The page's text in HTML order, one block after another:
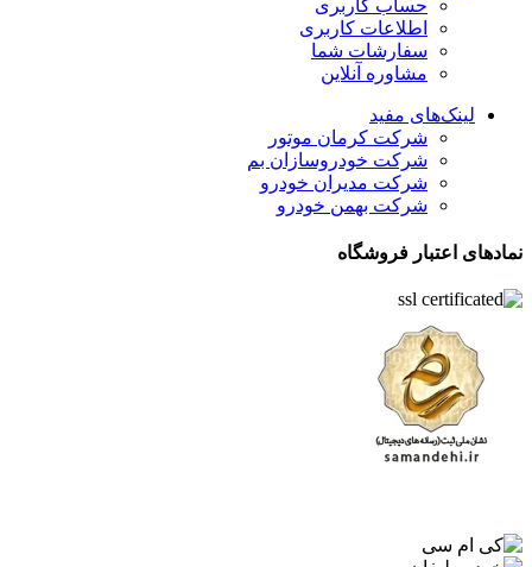
حساب کاربری
اطلاعات کاربری
سفارشات شما
مشاوره آنلاین
لینک‌های مفید
شرکت کرمان موتور
شرکت خودروسازان بم
شرکت مدیران خودرو
شرکت بهمن خودرو
نمادهای اعتبار فروشگاه